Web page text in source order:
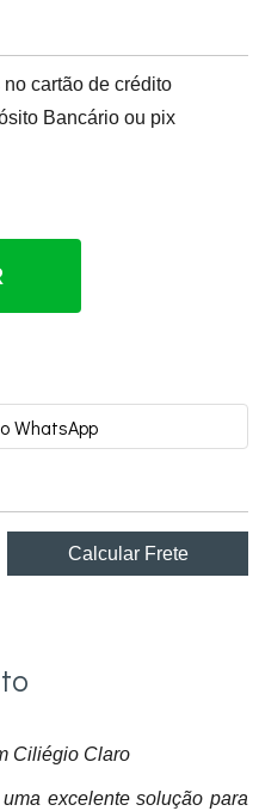
cartão de crédito
Bancário ou pix
WhatsApp
Ciliégio Claro
excelente solução para